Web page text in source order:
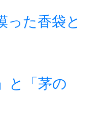
った香袋と
と「茅の